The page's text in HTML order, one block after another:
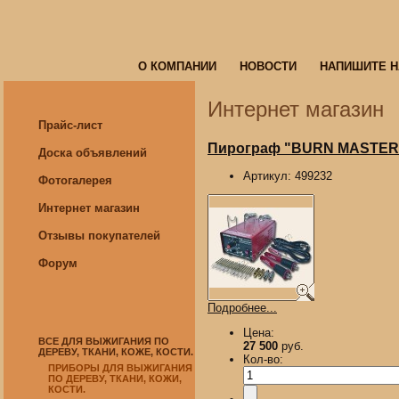
О КОМПАНИИ
НОВОСТИ
НАПИШИТЕ
Прайс-лист
Доска объявлений
Фотогалерея
Интернет магазин
Отзывы покупателей
Форум
ВСЕ ДЛЯ ВЫЖИГАНИЯ ПО
ДЕРЕВУ, ТКАНИ, КОЖЕ, КОСТИ.
ПРИБОРЫ ДЛЯ ВЫЖИГАНИЯ
ПО ДЕРЕВУ, ТКАНИ, КОЖИ,
КОСТИ.
Интернет магазин
Пирограф "BURN
Артикул: 499232
Подробнее...
Цена:
27 500 руб.
Кол-во: